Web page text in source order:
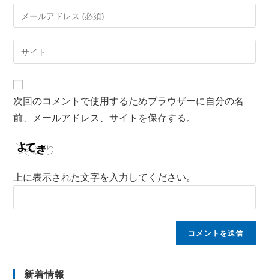
次回のコメントで使用するためブラウザーに自分の名
前、メールアドレス、サイトを保存する。
上に表示された文字を入力してください。
新着情報